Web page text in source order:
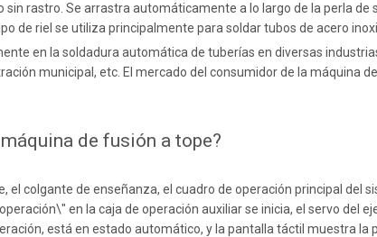
rastro. Se arrastra automáticamente a lo largo de la perla de
de riel se utiliza principalmente para soldar tubos de acero
en la soldadura automática de tuberías en diversas
municipal, etc. El mercado del consumidor de la máquina
de fusión a tope?
colgante de enseñanza, el cuadro de operación principal del
en la caja de operación auxiliar se inicia, el servo del
está en estado automático, y la pantalla táctil muestra la